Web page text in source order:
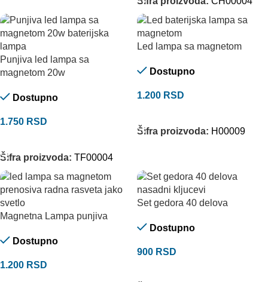
Punjiva led lampa sa
magnetom 20w
Dostupno
1.750 RSD
Šifra proizvoda: TF00004
Led lampa sa magnetom
Dostupno
1.200 RSD
Šifra proizvoda: H00009
Magnetna Lampa punjiva
Dostupno
1.200 RSD
Set gedora 40 delova
Dostupno
900 RSD